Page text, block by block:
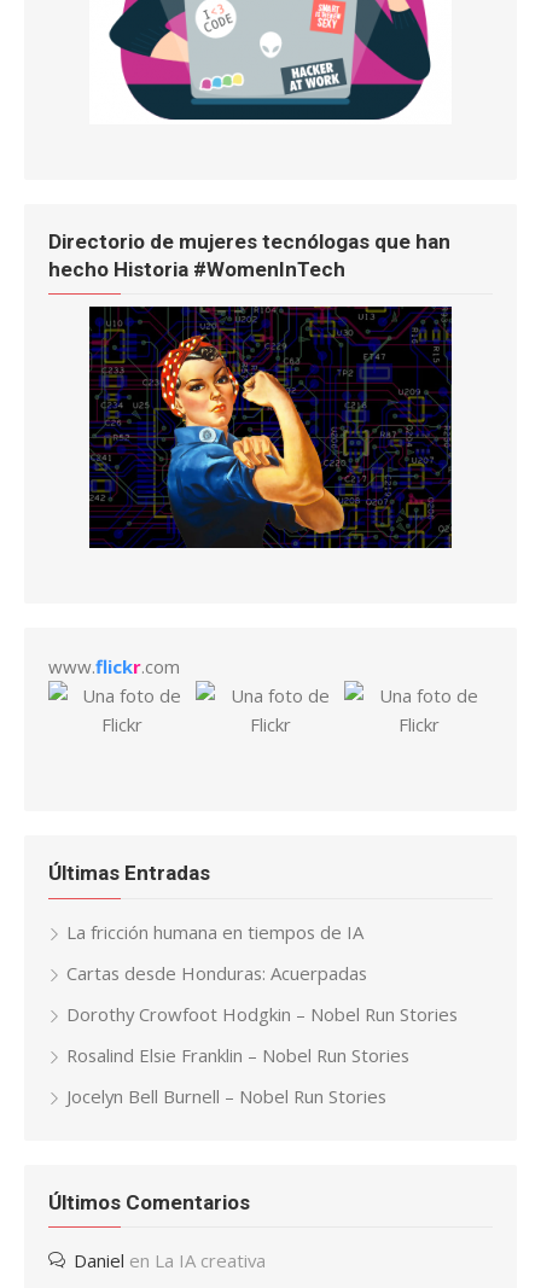
Directorio de mujeres tecnólogas que han
hecho Historia #WomenInTech
www.flickr.com
Últimas Entradas
La fricción humana en tiempos de IA
Cartas desde Honduras: Acuerpadas
Dorothy Crowfoot Hodgkin – Nobel Run Stories
Rosalind Elsie Franklin – Nobel Run Stories
Jocelyn Bell Burnell – Nobel Run Stories
Últimos Comentarios
Daniel en La IA creativa